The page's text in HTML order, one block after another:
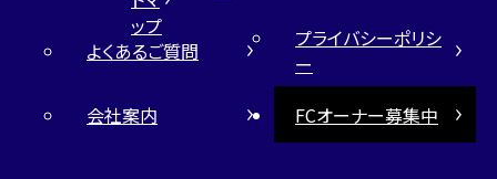
ップ
よくあるご質問
プライバシーポリシ
ー
会社案内
FCオーナー募集中